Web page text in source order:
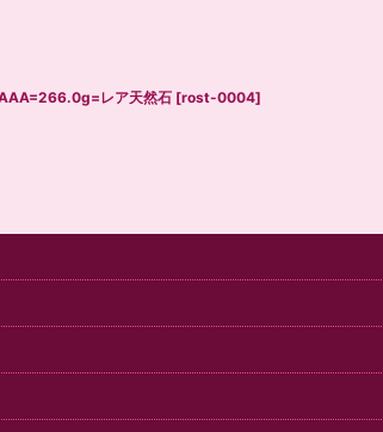
レア天然石 [rost-0004]